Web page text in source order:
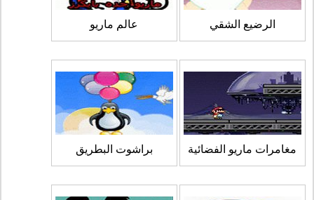
الرضيع الشقي عالم ماريو
مغامرات ماريو الفضائية براشوت البطريق